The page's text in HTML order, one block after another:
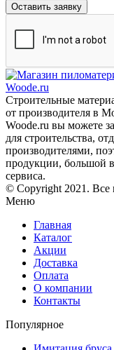
Оставить заявку
Строительные
от производителя в
Woode.ru вы можете
для строительства,
производителями,
продукции, большой
сервиса.
© Copyright 2021.
Меню
Главная
Каталог
Акции
Доставка
Оплата
О компании
Контакты
Популярное